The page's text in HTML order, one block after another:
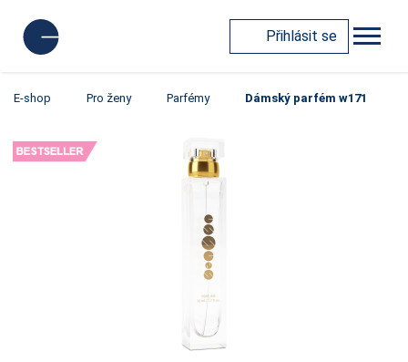
Přihlásit se
E-shop Pro ženy Parfémy Dámský parfém w171